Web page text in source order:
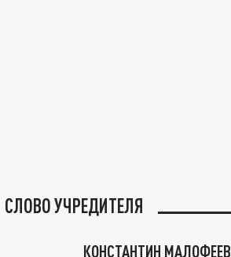
СЛОВО УЧРЕДИТЕЛЯ
КОНСТАНТИН МАЛОФЕЕВ